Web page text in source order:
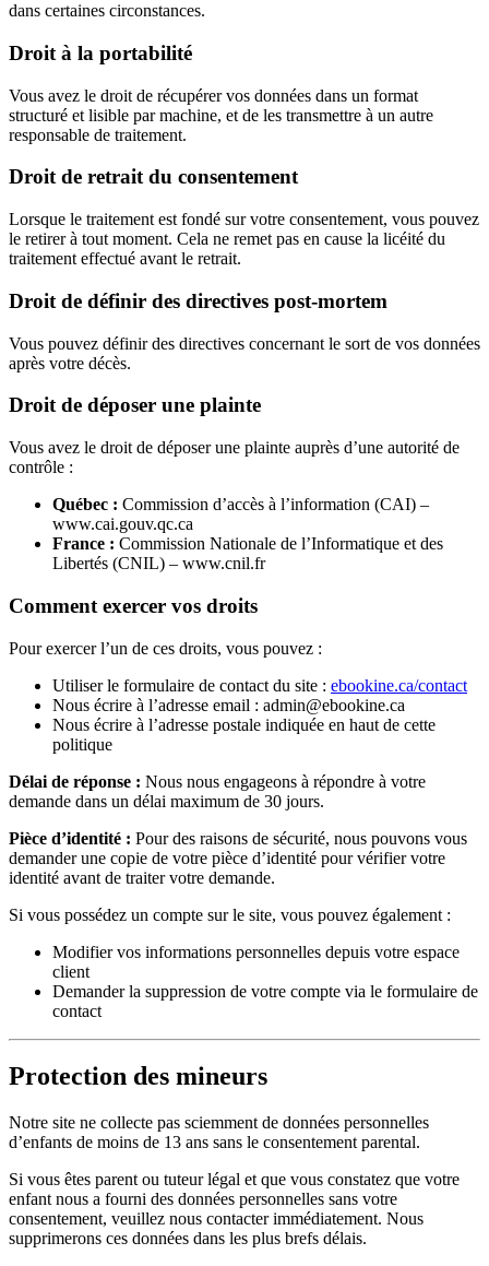
dans certaines circonstances.
Droit à la portabilité
Vous avez le droit de récupérer vos données dans un format
structuré et lisible par machine, et de les transmettre à un autre
responsable de traitement.
Droit de retrait du consentement
Lorsque le traitement est fondé sur votre consentement, vous pouvez
le retirer à tout moment. Cela ne remet pas en cause la licéité du
traitement effectué avant le retrait.
Droit de définir des directives post-mortem
Vous pouvez définir des directives concernant le sort de vos données
après votre décès.
Droit de déposer une plainte
Vous avez le droit de déposer une plainte auprès d’une autorité de
contrôle :
Québec : Commission d’accès à l’information (CAI) –
www.cai.gouv.qc.ca
France : Commission Nationale de l’Informatique et des
Libertés (CNIL) – www.cnil.fr
Comment exercer vos droits
Pour exercer l’un de ces droits, vous pouvez :
Utiliser le formulaire de contact du site : ebookine.ca/contact
Nous écrire à l’adresse email : admin@ebookine.ca
Nous écrire à l’adresse postale indiquée en haut de cette
politique
Délai de réponse : Nous nous engageons à répondre à votre
demande dans un délai maximum de 30 jours.
Pièce d’identité : Pour des raisons de sécurité, nous pouvons vous
demander une copie de votre pièce d’identité pour vérifier votre
identité avant de traiter votre demande.
Si vous possédez un compte sur le site, vous pouvez également :
Modifier vos informations personnelles depuis votre espace
client
Demander la suppression de votre compte via le formulaire de
contact
Protection des mineurs
Notre site ne collecte pas sciemment de données personnelles
d’enfants de moins de 13 ans sans le consentement parental.
Si vous êtes parent ou tuteur légal et que vous constatez que votre
enfant nous a fourni des données personnelles sans votre
consentement, veuillez nous contacter immédiatement. Nous
supprimerons ces données dans les plus brefs délais.